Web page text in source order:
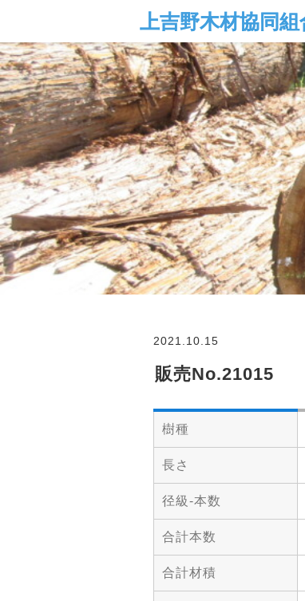
2021.10.15
販売No.21015
樹種
長さ
径級-本数
合計本数
合計材積